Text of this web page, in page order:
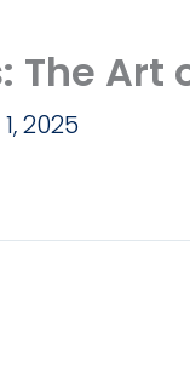
Art
2025